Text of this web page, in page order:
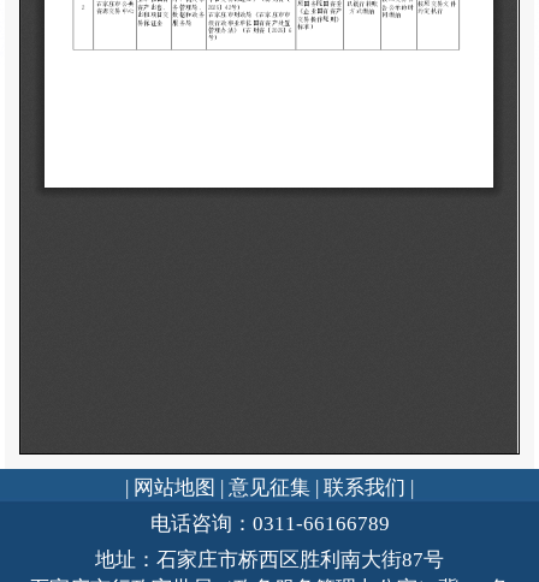
| 网站地图 | 意见征集 | 联系我们 |
电话咨询：0311-66166789
地址：石家庄市桥西区胜利南大街87号